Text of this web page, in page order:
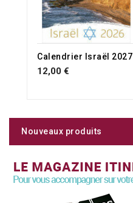
Calendrier Israël 2027
12,00 €
Nouveaux produits